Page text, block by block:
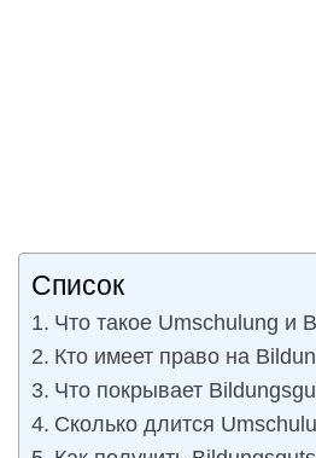
Список
Что такое Umschulung и
Кто имеет право на
Что покрывает
Сколько длится